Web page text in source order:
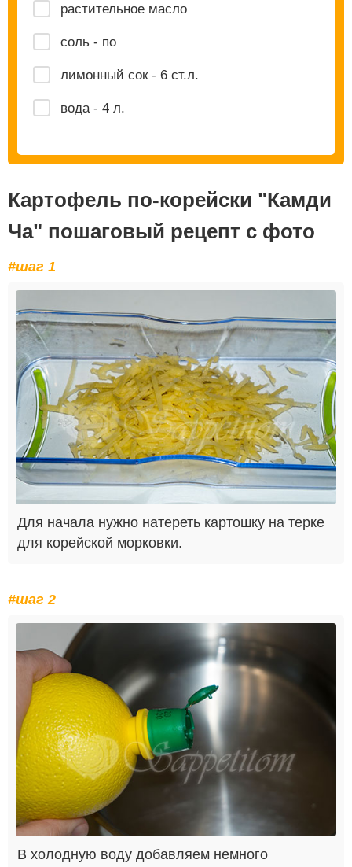
растительное масло
соль - по
лимонный сок - 6 ст.л.
вода - 4 л.
Картофель по-корейски "Камди
Ча" пошаговый рецепт с фото
#шаг 1
Для начала нужно натереть картошку на терке
для корейской морковки.
#шаг 2
В холодную воду добавляем немного